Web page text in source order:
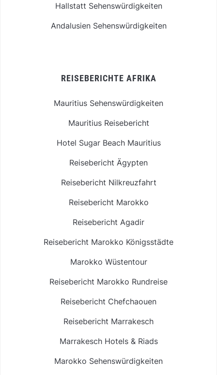
Hallstatt Sehenswürdigkeiten
Andalusien Sehenswürdigkeiten
REISEBERICHTE AFRIKA
Mauritius Sehenswürdigkeiten
Mauritius Reisebericht
Hotel Sugar Beach Mauritius
Reisebericht Ägypten
Reisebericht Nilkreuzfahrt
Reisebericht Marokko
Reisebericht Agadir
Reisebericht Marokko Königsstädte
Marokko Wüstentour
Reisebericht Marokko Rundreise
Reisebericht Chefchaouen
Reisebericht Marrakesch
Marrakesch Hotels & Riads
Marokko Sehenswürdigkeiten